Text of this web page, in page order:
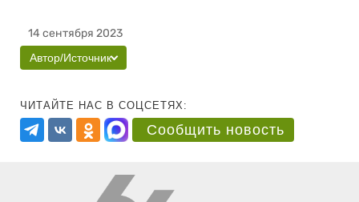
14 сентября 2023
Автор/Источник
ЧИТАЙТЕ НАС В СОЦСЕТЯХ:
Сообщить новость